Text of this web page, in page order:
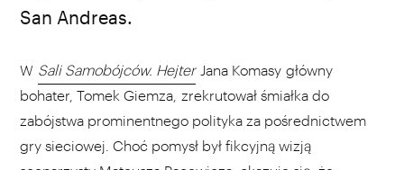
San Andreas.
W Sali Samobójców. Hejter Jana Komasy główny
bohater, Tomek Giemza, zrekrutował śmiałka do
zabójstwa prominentnego polityka za pośrednictwem
gry sieciowej. Choć pomysł był fikcyjną wizją